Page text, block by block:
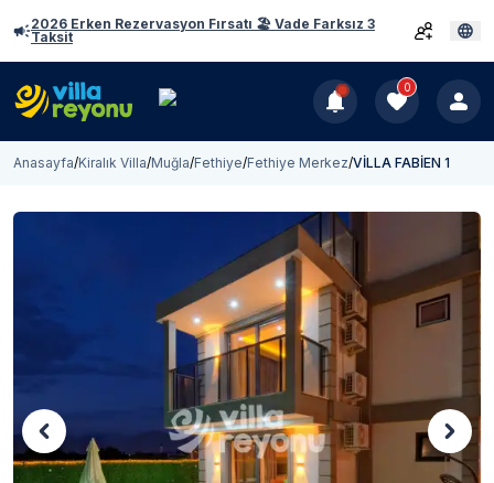
2026 Erken Rezervasyon Fırsatı 🏖️ Vade Farksız 3
Taksit
0
Anasayfa/Kiralık Villa/Muğla/Fethiye/Fethiye Merkez/VİLLA FABİEN 1